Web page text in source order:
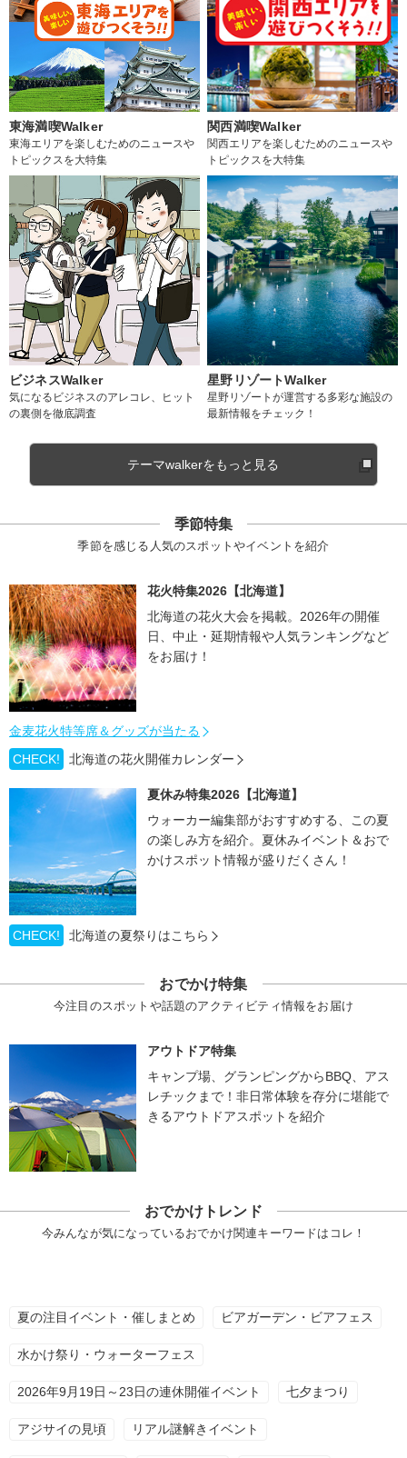
東海満喫Walker
東海エリアを楽しむためのニュースや
トピックスを大特集
関西満喫Walker
関西エリアを楽しむためのニュースや
トピックスを大特集
ビジネスWalker
気になるビジネスのアレコレ、ヒット
の裏側を徹底調査
星野リゾートWalker
星野リゾートが運営する多彩な施設の
最新情報をチェック！
テーマwalkerをもっと見る
季節特集
季節を感じる人気のスポットやイベントを紹介
花火特集2026【北海道】
北海道の花火大会を掲載。2026年の開催
日、中止・延期情報や人気ランキングなど
をお届け！
金麦花火特等席＆グッズが当たる
CHECK!
北海道の花火開催カレンダー
夏休み特集2026【北海道】
ウォーカー編集部がおすすめする、この夏
の楽しみ方を紹介。夏休みイベント＆おで
かけスポット情報が盛りだくさん！
CHECK! 北海道の夏祭りはこちら
おでかけ特集
今注目のスポットや話題のアクティビティ情報をお届け
アウトドア特集
キャンプ場、グランピングからBBQ、アス
レチックまで！非日常体験を存分に堪能で
きるアウトドアスポットを紹介
おでかけトレンド
今みんなが気になっているおでかけ関連キーワードはコレ！
夏の注目イベント・催しまとめ ビアガーデン・ビアフェス
水かけ祭り・ウォーターフェス
2026年9月19日～23日の連休開催イベント 七夕まつり
アジサイの見頃 リアル謎解きイベント